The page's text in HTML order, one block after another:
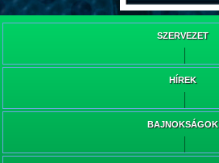
SZERVEZET
HÍREK
BAJNOKSÁGOK